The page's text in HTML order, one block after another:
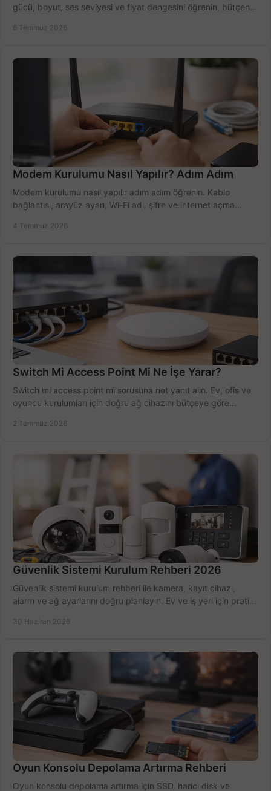
gücü, boyut, ses seviyesi ve fiyat dengesini öğrenin, bütçenizi
6 Temmuz 2026
Modem Kurulumu Nasıl Yapılır? Adım Adım
Modem kurulumu nasıl yapılır adım adım öğrenin. Kablo
bağlantısı, arayüz ayarı, Wi-Fi adı, şifre ve internet açma
4 Temmuz 2026
Switch Mi Access Point Mi Ne İşe Yarar?
Switch mi access point mi sorusuna net yanıt alın. Ev, ofis ve
oyuncu kurulumları için doğru ağ cihazını bütçeye göre
2 Temmuz 2026
Güvenlik Sistemi Kurulum Rehberi 2026
Güvenlik sistemi kurulum rehberi ile kamera, kayıt cihazı,
alarm ve ağ ayarlarını doğru planlayın. Ev ve iş yeri için pratik
30 Haziran 2026
Oyun Konsolu Depolama Artırma Rehberi
Oyun konsolu depolama artırma için SSD, harici disk ve